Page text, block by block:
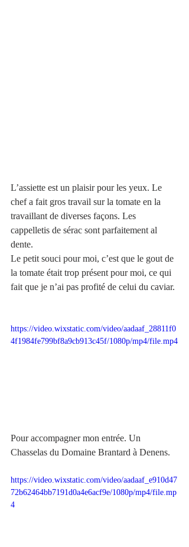
L’assiette est un plaisir pour les yeux. Le
chef a fait gros travail sur la tomate en la
travaillant de diverses façons. Les
cappelletis de sérac sont parfaitement al
dente.
Le petit souci pour moi, c’est que le gout de
la tomate était trop présent pour moi, ce qui
fait que je n’ai pas profité de celui du caviar.
https://video.wixstatic.com/video/aadaaf_28811f0
4f1984fe799bf8a9cb913c45f/1080p/mp4/file.mp4
Pour accompagner mon entrée. Un
Chasselas du Domaine Brantard à Denens.
https://video.wixstatic.com/video/aadaaf_e910d47
72b62464bb7191d0a4e6acf9e/1080p/mp4/file.mp
4